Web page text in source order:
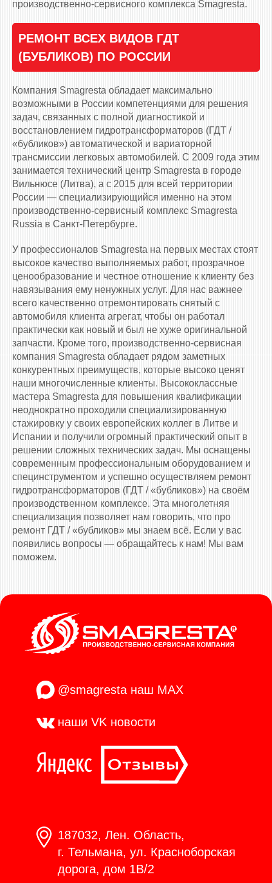
производственно-сервисного комплекса Smagresta.
РЕМОНТ ВСЕХ ВИДОВ ГДТ
(БУБЛИКОВ) ПО РОССИИ
Компания Smagresta обладает максимально
возможными в России компетенциями для решения
задач, связанных с полной диагностикой и
восстановлением гидротрансформаторов (ГДТ /
«бубликов») автоматической и вариаторной
трансмиссии легковых автомобилей. С 2009 года этим
занимается технический центр Smagresta в городе
Вильнюсе (Литва), а с 2015 для всей территории
России — специализирующийся именно на этом
производственно-сервисный комплекс Smagresta
Russia в Санкт-Петербурге.
У профессионалов Smagresta на первых местах стоят
высокое качество выполняемых работ, прозрачное
ценообразование и честное отношение к клиенту без
навязывания ему ненужных услуг. Для нас важнее
всего качественно отремонтировать снятый с
автомобиля клиента агрегат, чтобы он работал
практически как новый и был не хуже оригинальной
запчасти. Кроме того, производственно-сервисная
компания Smagresta обладает рядом заметных
конкурентных преимуществ, которые высоко ценят
наши многочисленные клиенты. Высококлассные
мастера Smagresta для повышения квалификации
неоднократно проходили специализированную
стажировку у своих европейских коллег в Литве и
Испании и получили огромный практический опыт в
решении сложных технических задач. Мы оснащены
современным профессиональным оборудованием и
специнструментом и успешно осуществляем ремонт
гидротрансформаторов (ГДТ / «бубликов») на своём
производственном комплексе. Эта многолетняя
специализация позволяет нам говорить, что про
ремонт ГДТ / «бубликов» мы знаем всё. Если у вас
появились вопросы — обращайтесь к нам! Мы вам
поможем.
@smagresta наш MAX
наши VK новости
187032, Лен. Область,
г. Тельмана, ул. Красноборская
дорога, дом 1В/2